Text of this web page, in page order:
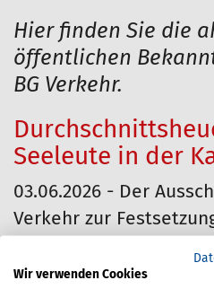
Hier finden Sie die
öffentlichen
BG Verkehr.
Seeleute in der
03.06.2026 - Der
Verkehr zur
KAUFFAHRTEI hat in
Wir verwenden Cookies